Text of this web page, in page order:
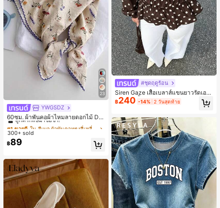
23
YWGSDZ
60ซม. ผ้าพันคอผ้าไหมลายดอกไม้ Dit
sy สีเบจ, เครื่องประดับใหม่สำหรับผู้หญิ
งฤดูใบไม้ผลิ/ฤดูใบไม้ร่วง, ผ้าพันคอผืน
บางอเนกประสงค์หรูหรา
#1 ขายดี
ลูกค้ากลับมาซื้อซ้ำ!
#1 ขายดี
ลูกค้ากลับมาซื้อซ้ำ!
#1 ขายดี
ลูกค้ากลับมาซื้อซ้ำ!
#1 ขายดี
ใน สีเบจ ผ้าพันคอทรงสี่เหลี่ยมและผ้าพันคอสำหรับผู้
300+ sold
฿89
#ชุดฤดูร้อน
Siren Gaze เสื้อเบลาส์แขนยาวรัดเอว
ลายจุดสีน้ำตาลใหม่สำหรับฤดูใบไม้ร่ว
งสำหรับผู้หญิง
฿240 -14% 2 วันสุดท้าย